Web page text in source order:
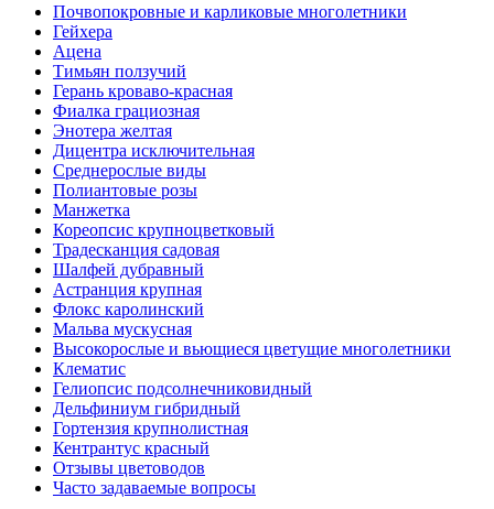
Почвопокровные и карликовые многолетники
Гейхера
Ацена
Тимьян ползучий
Герань кроваво-красная
Фиалка грациозная
Энотера желтая
Дицентра исключительная
Среднерослые виды
Полиантовые розы
Манжетка
Кореопсис крупноцветковый
Традесканция садовая
Шалфей дубравный
Астранция крупная
Флокс каролинский
Мальва мускусная
Высокорослые и вьющиеся цветущие многолетники
Клематис
Гелиопсис подсолнечниковидный
Дельфиниум гибридный
Гортензия крупнолистная
Кентрантус красный
Отзывы цветоводов
Часто задаваемые вопросы